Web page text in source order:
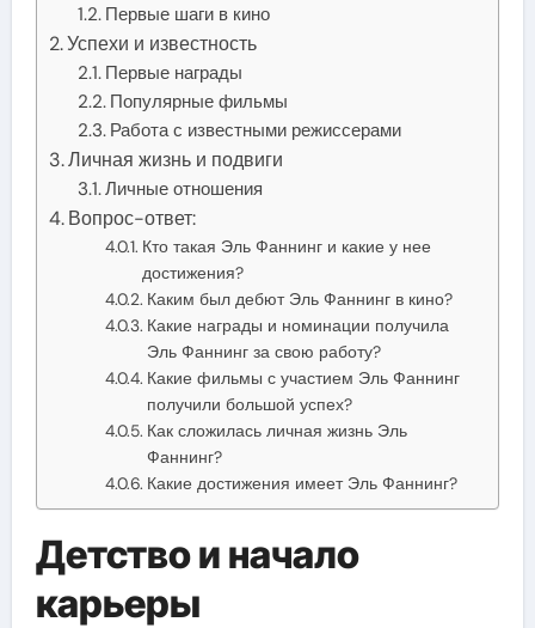
Первые шаги в кино
Успехи и известность
Первые награды
Популярные фильмы
Работа с известными режиссерами
Личная жизнь и подвиги
Личные отношения
Вопрос-ответ:
Кто такая Эль Фаннинг и какие у нее
достижения?
Каким был дебют Эль Фаннинг в кино?
Какие награды и номинации получила
Эль Фаннинг за свою работу?
Какие фильмы с участием Эль Фаннинг
получили большой успех?
Как сложилась личная жизнь Эль
Фаннинг?
Какие достижения имеет Эль Фаннинг?
Детство и начало
карьеры